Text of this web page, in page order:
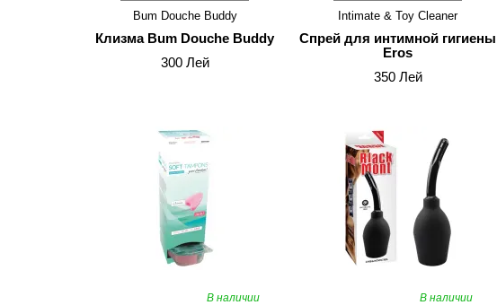
Bum Douche Buddy
Клизма Bum Douche Buddy
300 Лей
Intimate & Toy Cleaner
Спрей для интимной гигиены
Eros
350 Лей
В наличии В наличии